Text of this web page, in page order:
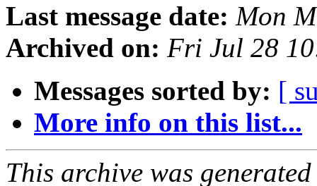
Last message date: Mon
Archived on: Fri Jul 28
Messages sorted by: [
More info on this list...
This archive was